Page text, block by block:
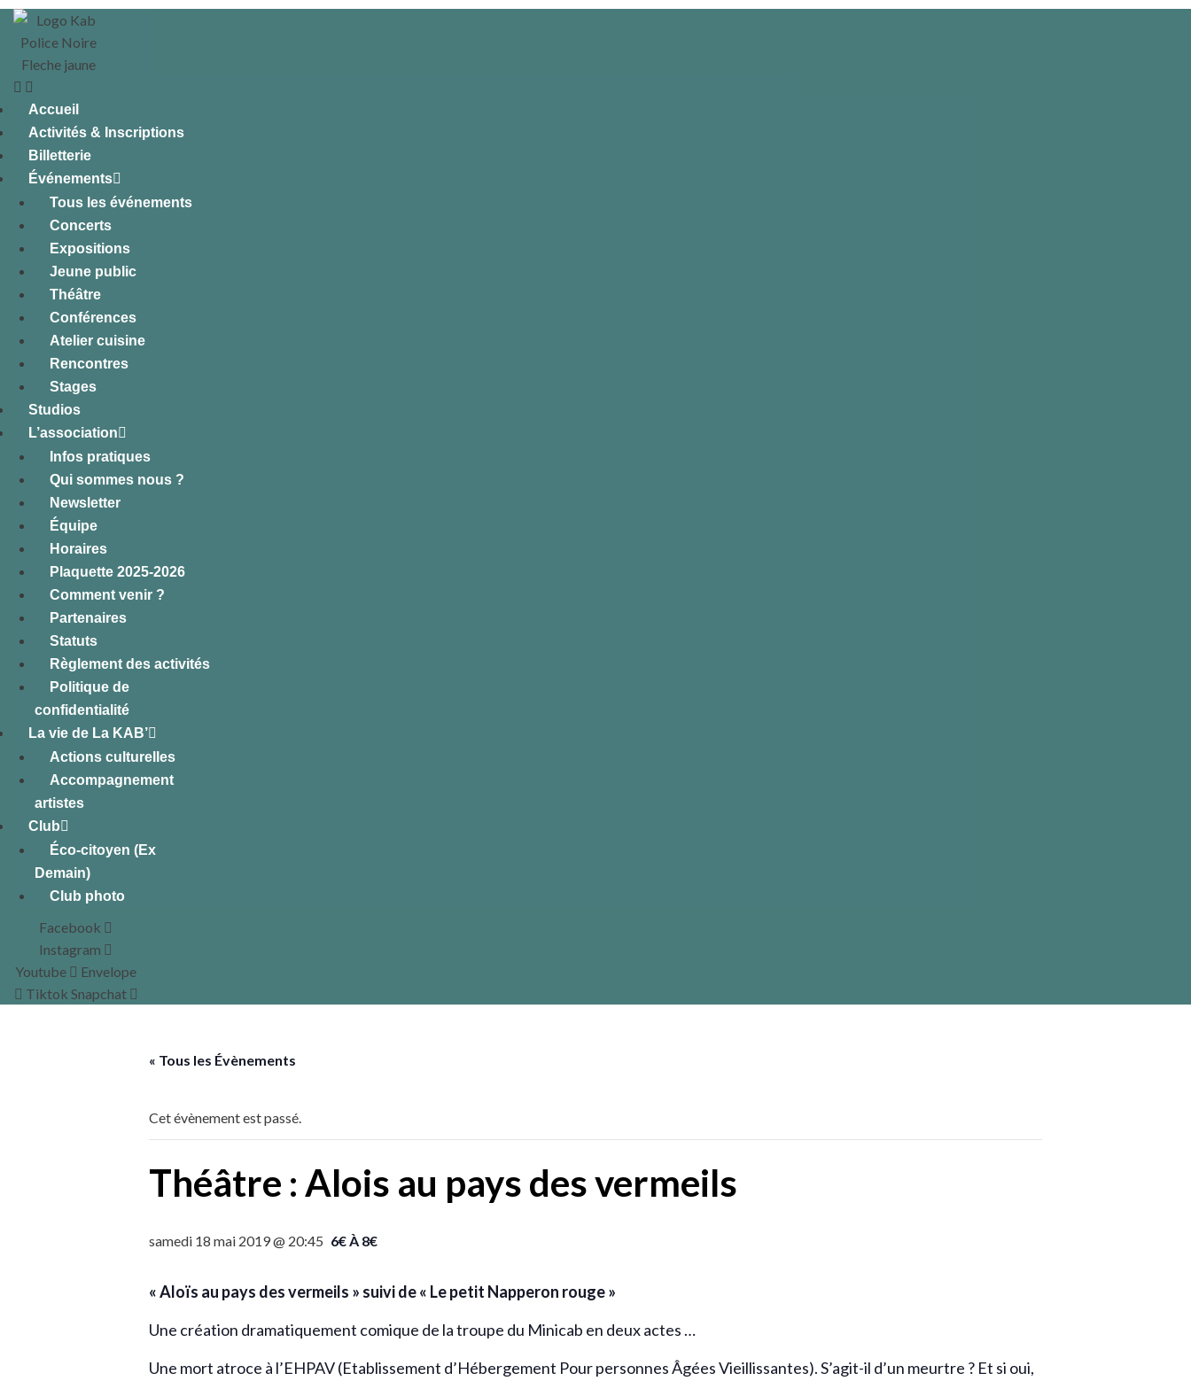
Accueil
Activités & Inscriptions
Billetterie
Événements
Tous les événements
Concerts
Expositions
Jeune public
Théâtre
Conférences
Atelier cuisine
Rencontres
Stages
Studios
L’association
Infos pratiques
Qui sommes nous ?
Newsletter
Équipe
Horaires
Plaquette 2025-2026
Comment venir ?
Partenaires
Statuts
Règlement des activités
Politique de
confidentialité
La vie de La KAB’
Actions culturelles
Accompagnement
artistes
Club
Éco-citoyen (Ex
Demain)
Club photo
Facebook
Instagram
Youtube
Envelope
Tiktok Snapchat
« Tous les Évènements
Cet évènement est passé.
Théâtre : Alois au pays des vermeils
samedi 18 mai 2019 @ 20:45 6€ À 8€
«Aloïs au pays des vermeils » suivi de « Le petit Napperon rouge »
Une création dramatiquement comique de la troupe du Minicab en deux actes …
Une mort atroce à l’EHPAV (Etablissement d’Hébergement Pour personnes Âgées Vieillissantes). S’agit-il d’un meurtre ? Et si oui,